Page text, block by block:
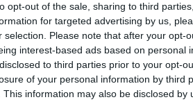
opt-out of the sale, sharing to third
for targeted advertising by us,
selection. Please note that after your opt-
interest-based ads based on personal
to third parties prior to your opt-
of your personal information by third
This information may also be disclosed by